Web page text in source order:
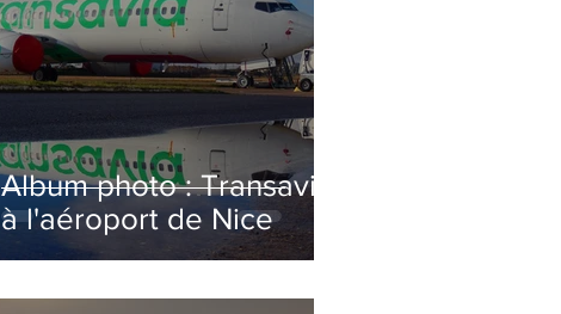
Album photo : Transavia
à l'aéroport de Nice